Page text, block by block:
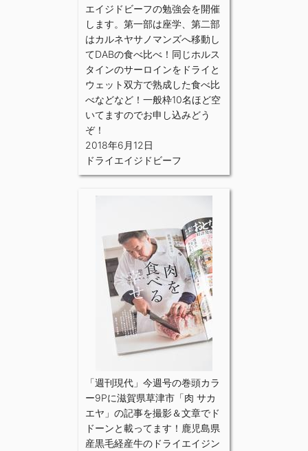
エイジドビーフの勉強会を開催
します。第一部は座学、第二部
はカルネヤサノマンズへ移動し
てDABの食べ比べ！同じホルス
タインのサーロインをドライと
ウェット双方で熟成した食べ比
べなどなど！一般枠10名ほど空
いてますのでお申し込みどう
ぞ！
2018年6月12日
ドライエイジドビーフ
「週刊現代」今週号の巻頭カラ
ー9Pに滋賀県草津市「肉 サカ
エヤ」の記事を撮影＆文章でド
ドーンと載ってます！鹿児島県
産黒毛経産牛のドライエイジン